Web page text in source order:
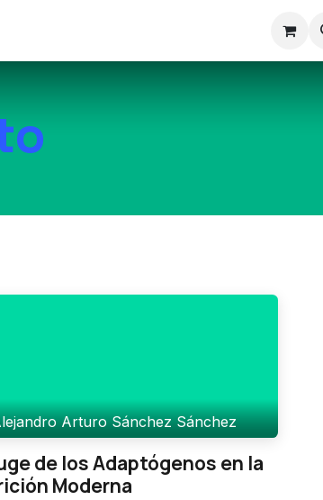
Arturo Sánchez Sánchez
de los Adaptógenos en la
Moderna